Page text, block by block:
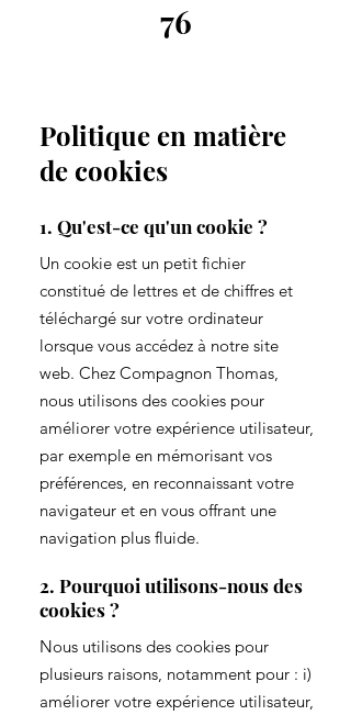
76
Politique en matière
de cookies
1. Qu'est-ce qu'un cookie ?
Un cookie est un petit fichier
constitué de lettres et de chiffres et
téléchargé sur votre ordinateur
lorsque vous accédez à notre site
web. Chez Compagnon Thomas,
nous utilisons des cookies pour
améliorer votre expérience utilisateur,
par exemple en mémorisant vos
préférences, en reconnaissant votre
navigateur et en vous offrant une
navigation plus fluide.
2. Pourquoi utilisons-nous des
cookies ?
Nous utilisons des cookies pour
plusieurs raisons, notamment pour : i)
améliorer votre expérience utilisateur,